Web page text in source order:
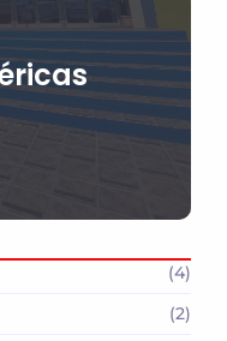
(4)
(2)